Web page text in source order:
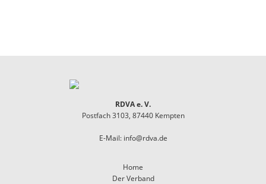
RDVA e. V.
Postfach 3103, 87440 Kempten
E-Mail: info@rdva.de
Home
Der Verband